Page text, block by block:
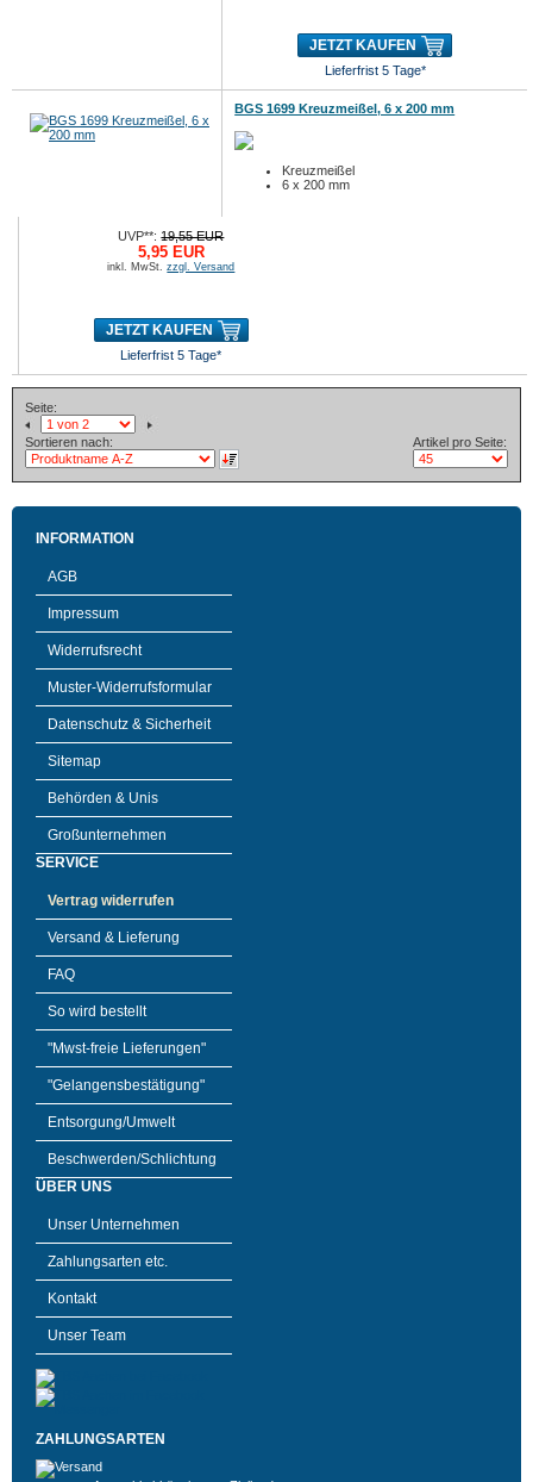
JETZT KAUFEN
Lieferfrist 5 Tage*
BGS 1699 Kreuzmeißel, 6 x 200 mm
Kreuzmeißel
6 x 200 mm
UVP**:19,55 EUR
5,95 EUR
inkl. MwSt.zzgl. Versand
JETZT KAUFEN
Lieferfrist 5 Tage*
Seite:
Sortieren nach: Artikel pro Seite:
INFORMATION
AGB
Impressum
Widerrufsrecht
Muster-Widerrufsformular
Datenschutz & Sicherheit
Sitemap
Behörden & Unis
Großunternehmen
SERVICE
Vertrag widerrufen
Versand & Lieferung
FAQ
So wird bestellt
"Mwst-freie Lieferungen"
"Gelangensbestätigung"
Entsorgung/Umwelt
Beschwerden/Schlichtung
ÜBER UNS
Unser Unternehmen
Zahlungsarten etc.
Kontakt
Unser Team
ZAHLUNGSARTEN